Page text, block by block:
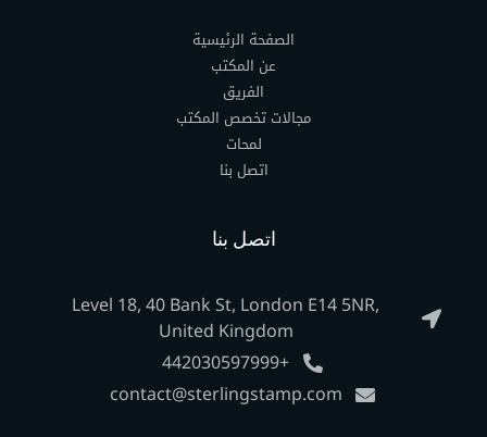
الصفحة الرئيسية
عن المكتب
الفريق
مجالات تخصص المكتب
لمحات
اتصل بنا
اتصل بنا
Level 18, 40 Bank St, London E14 5NR,
United Kingdom
+442030597999
contact@sterlingstamp.com